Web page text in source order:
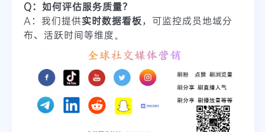
Q：如何评估服务质量？
A：我们提供实时数据看板，可监控成员地域分
布、活跃时间等维度。